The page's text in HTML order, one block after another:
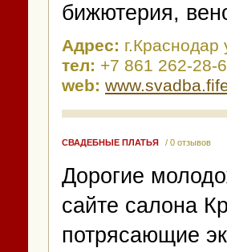
бижютерия,
Адрес: г.Краснодар
тел: +7 861 262-28-
web:
СВАДЕБНЫЕ ПЛАТЬЯ / 0 отзывов
Дорогие
сайте салона
потрясающие